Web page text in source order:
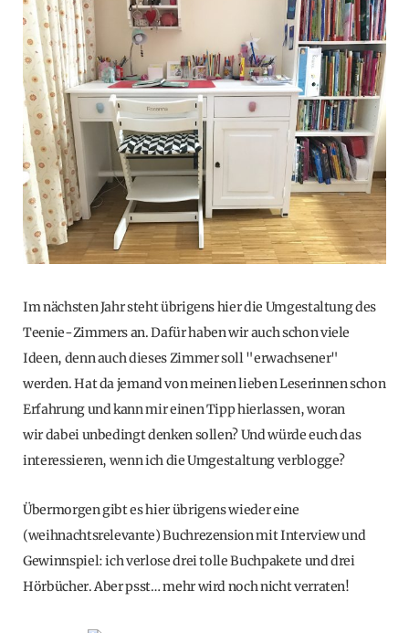
Im nächsten Jahr steht übrigens hier die Umgestaltung des
Teenie-Zimmers an. Dafür haben wir auch schon viele
Ideen, denn auch dieses Zimmer soll "erwachsener"
werden. Hat da jemand von meinen lieben Leserinnen schon
Erfahrung und kann mir einen Tipp hierlassen, woran
wir dabei unbedingt denken sollen? Und würde euch das
interessieren, wenn ich die Umgestaltung verblogge?
Übermorgen gibt es hier übrigens wieder eine
(weihnachtsrelevante) Buchrezension mit Interview und
Gewinnspiel: ich verlose drei tolle Buchpakete und drei
Hörbücher. Aber psst… mehr wird noch nicht verraten!